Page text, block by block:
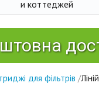
и коттеджей
для фільтрів /